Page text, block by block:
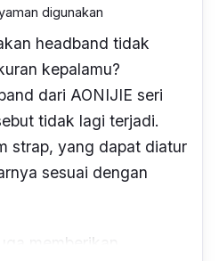
digunakan
headband tidak
kepalamu?
dari AONIJIE seri
tidak lagi terjadi.
strap, yang dapat diatur
sesuai dengan
memberikan